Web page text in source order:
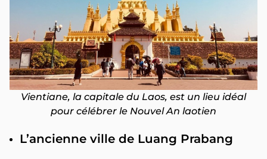
Vientiane, la capitale du Laos, est un lieu idéal
pour célébrer le Nouvel An laotien
L’ancienne ville de Luang Prabang